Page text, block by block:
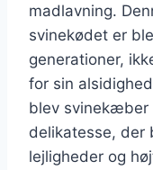
madlavning.
svinekødet er
generationer,
for sin
blev svinekæber
delikatesse, der
lejligheder og